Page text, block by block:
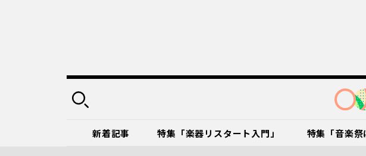
新着記事 特集「楽器リスタート入門」 特集「音楽